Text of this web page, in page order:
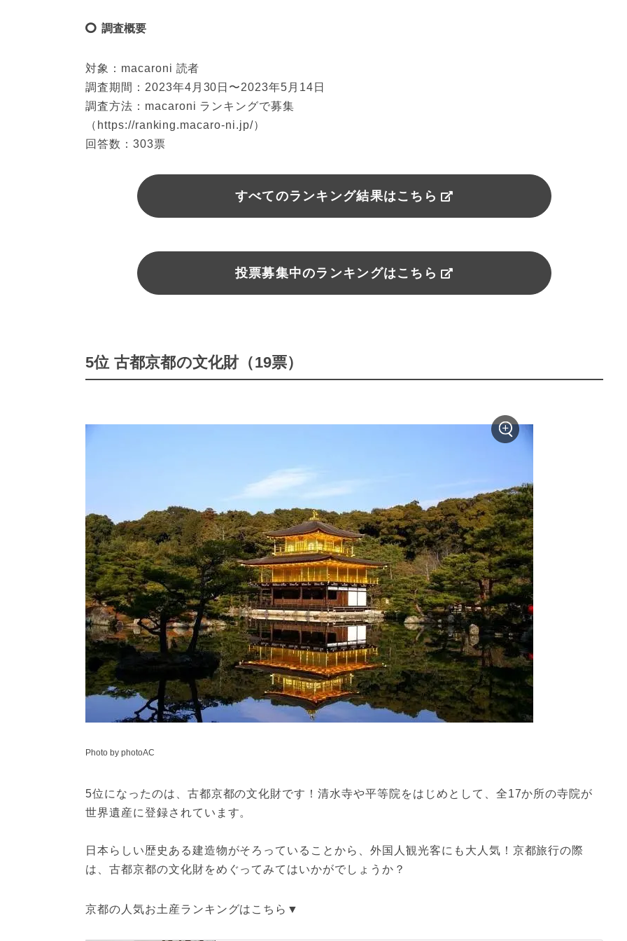
調査概要
対象：macaroni 読者
調査期間：2023年4月30日〜2023年5月14日
調査方法：macaroni ランキングで募集
（https://ranking.macaro-ni.jp/）
回答数：303票
すべてのランキング結果はこちら
投票募集中のランキングはこちら
5位 古都京都の文化財（19票）
Photo by photoAC
5位になったのは、古都京都の文化財です！清水寺や平等院をはじめとして、全17か所の寺院が
世界遺産に登録されています。
日本らしい歴史ある建造物がそろっていることから、外国人観光客にも大人気！京都旅行の際
は、古都京都の文化財をめぐってみてはいかがでしょうか？
京都の人気お土産ランキングはこちら▼